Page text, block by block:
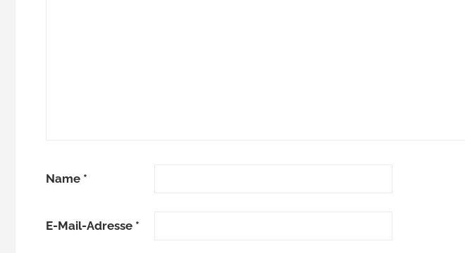
Name *
E-Mail-Adresse *